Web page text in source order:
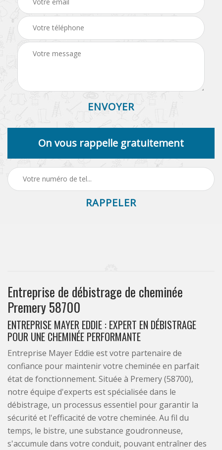
On vous rappelle gratuitement
Entreprise de débistrage de cheminée
Premery 58700
ENTREPRISE MAYER EDDIE : EXPERT EN DÉBISTRAGE
POUR UNE CHEMINÉE PERFORMANTE
Entreprise Mayer Eddie est votre partenaire de
confiance pour maintenir votre cheminée en parfait
état de fonctionnement. Située à Premery (58700),
notre équipe d'experts est spécialisée dans le
débistrage, un processus essentiel pour garantir la
sécurité et l'efficacité de votre cheminée. Au fil du
temps, le bistre, une substance goudronneuse,
s'accumule dans votre conduit, pouvant entraîner des